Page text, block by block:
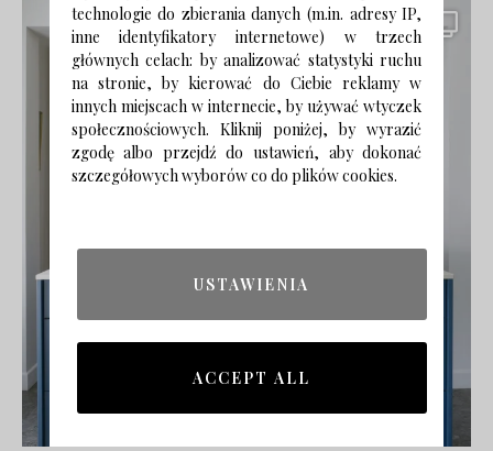
technologie do zbierania danych (m.in. adresy IP,
inne identyfikatory internetowe) w trzech
głównych celach: by analizować statystyki ruchu
na stronie, by kierować do Ciebie reklamy w
innych miejscach w internecie, by używać wtyczek
społecznościowych. Kliknij poniżej, by wyrazić
zgodę albo przejdź do ustawień, aby dokonać
szczegółowych wyborów co do plików cookies.
USTAWIENIA
ACCEPT ALL